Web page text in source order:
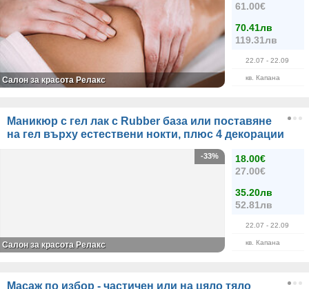
61.00€
70.41лв
119.31лв
22.07 - 22.09
кв. Капана
Салон за красота Релакс
Маникюр с гел лак с Rubber база или поставяне
на гел върху естествени нокти, плюс 4 декорации
18.00€
27.00€
35.20лв
52.81лв
22.07 - 22.09
кв. Капана
-33%
Салон за красота Релакс
Масаж по избор - частичен или на цяло тяло